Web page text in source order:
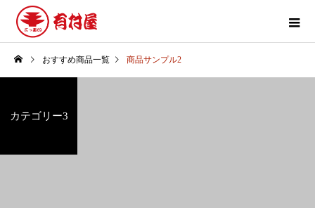
おすすめ商品一覧 商品サンプル2
カテゴリー3